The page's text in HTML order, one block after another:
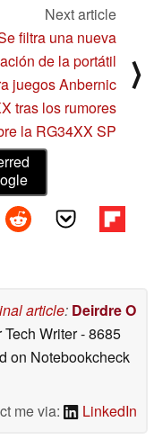
Next article
filtra una nueva
de la portátil
juegos Anbernic
tras los rumores
la RG34XX SP
⟩
article: Deirdre O
Tech Writer- 8685
on Notebookcheck
me via:
LinkedIn